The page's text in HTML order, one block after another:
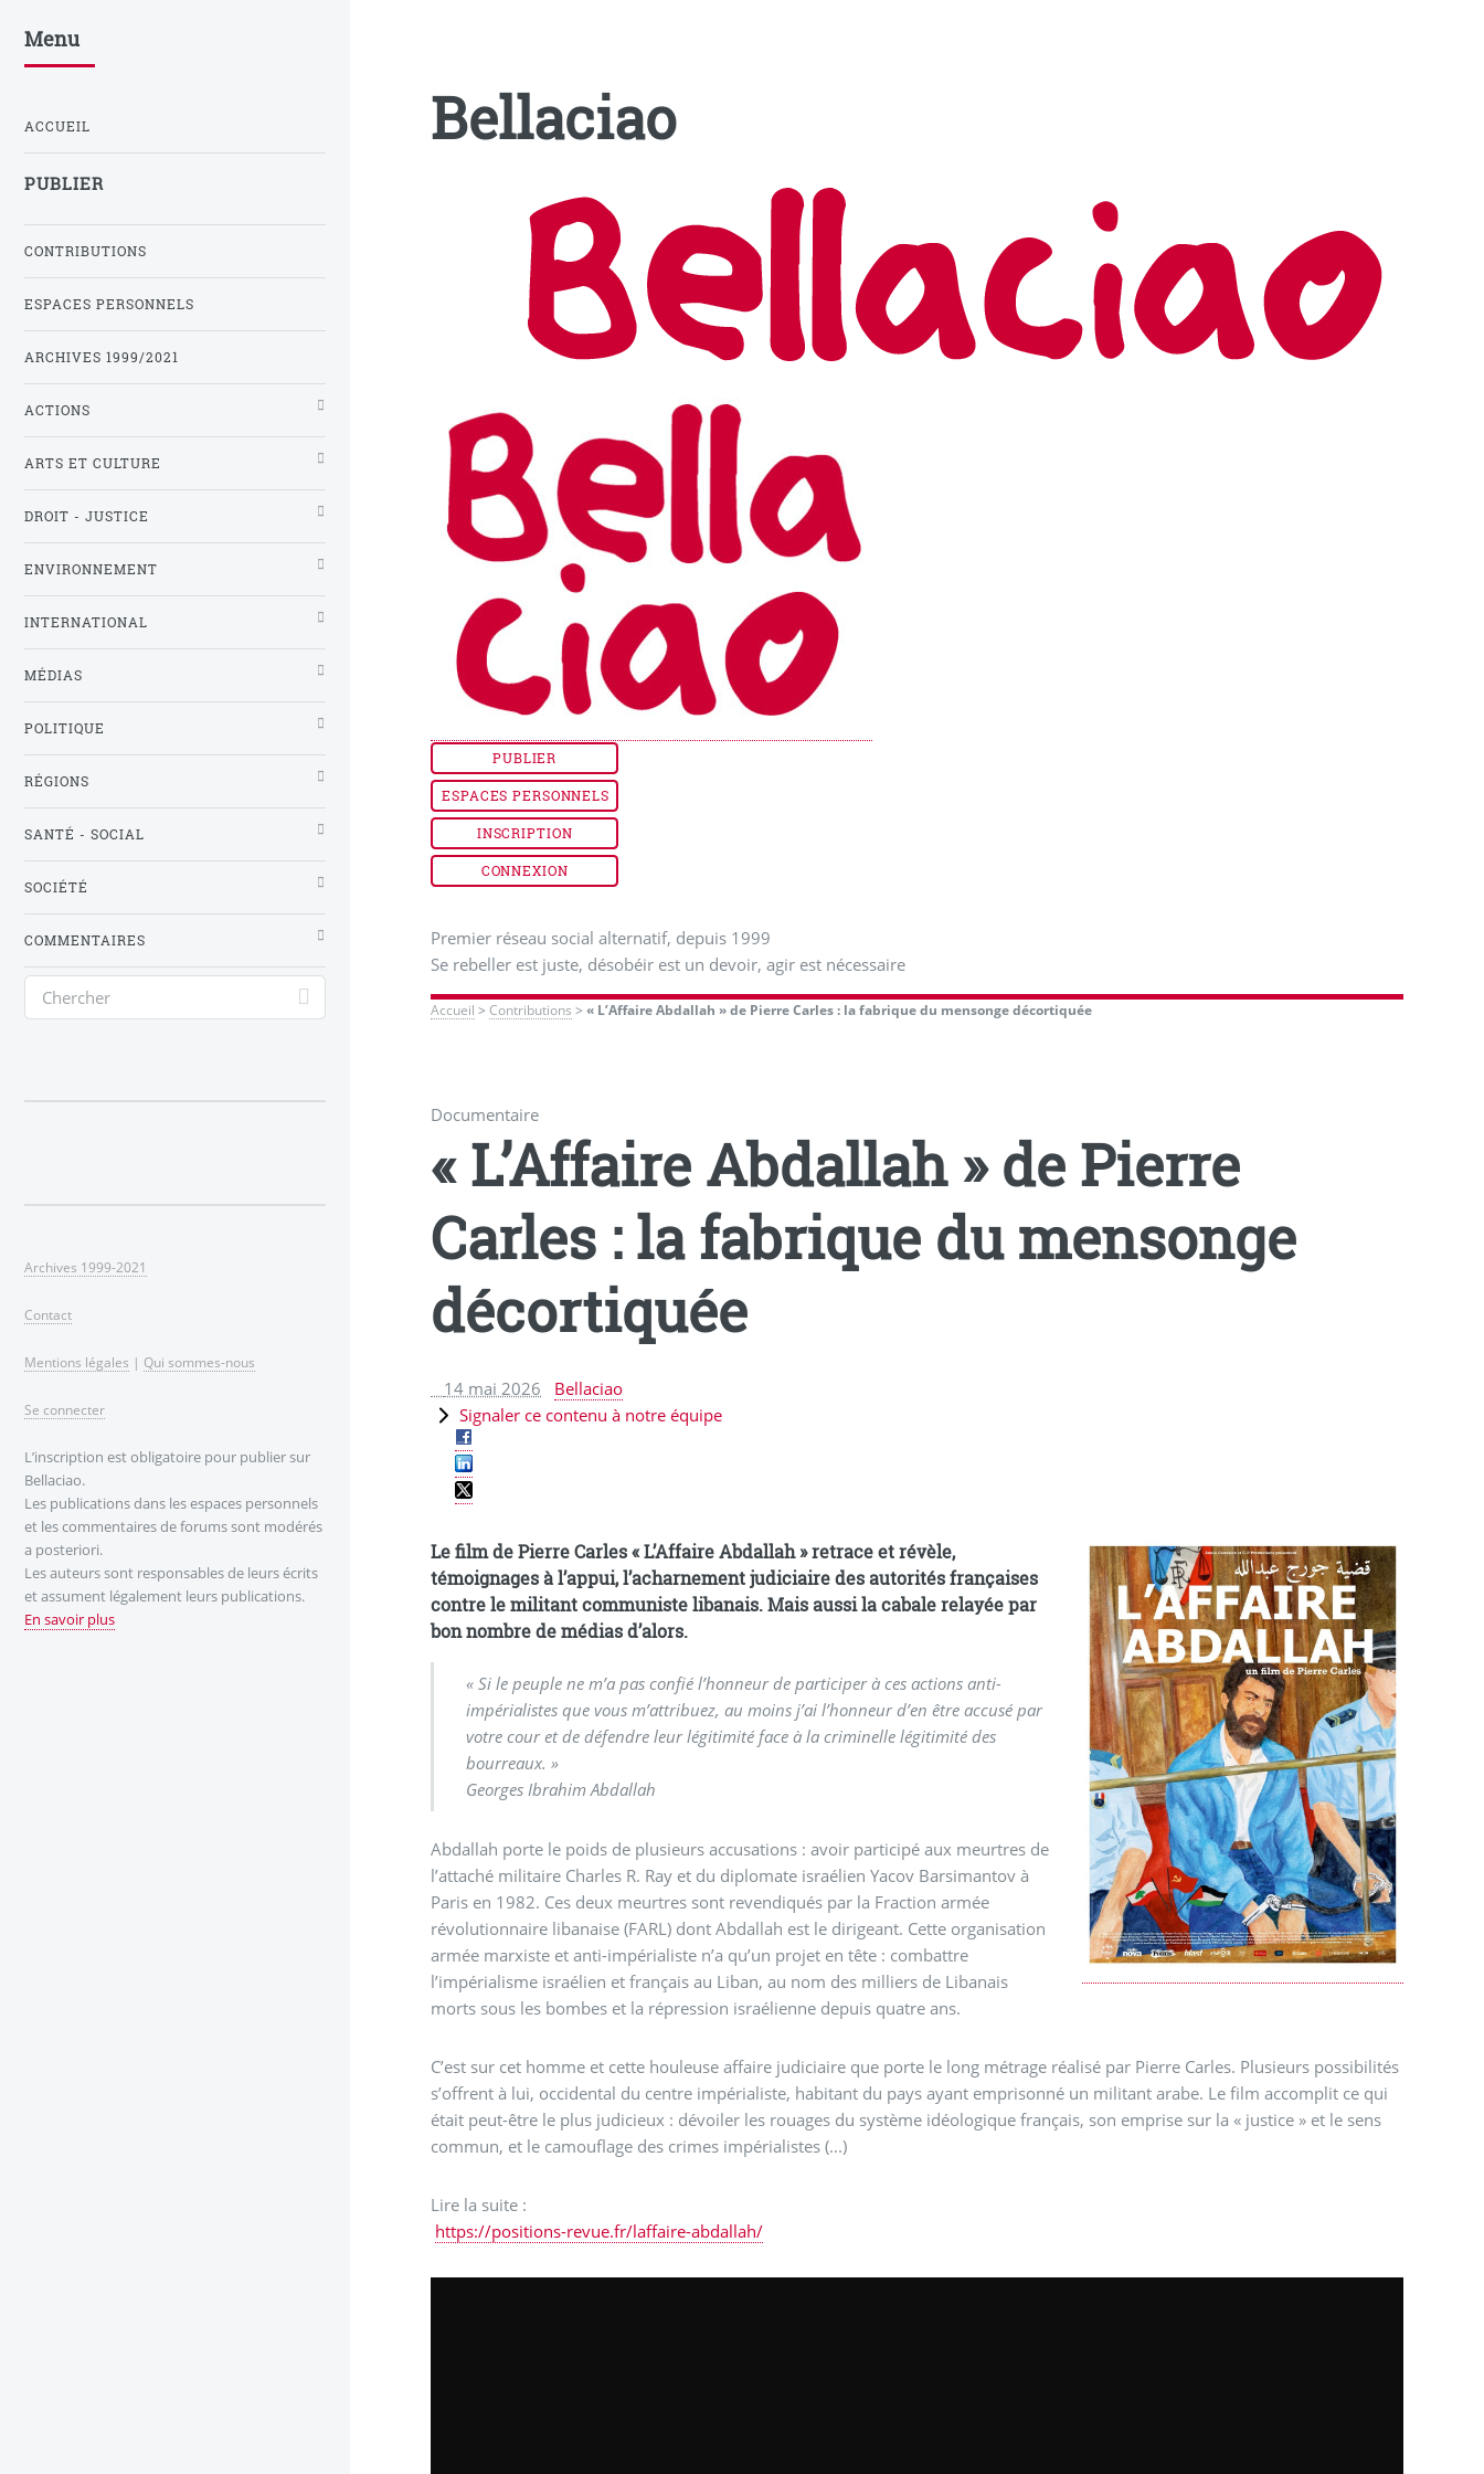
Bellaciao
PUBLIER
ESPACES PERSONNELS
INSCRIPTION
CONNEXION
Premier réseau social alternatif, depuis 1999
Se rebeller est juste, désobéir est un devoir, agir est nécessaire
Accueil >Contributions >« L’Affaire Abdallah » de Pierre Carles : la fabrique du mensonge décortiquée
Documentaire
« L’Affaire Abdallah » de Pierre
Carles : la fabrique du mensonge
décortiquée
14 mai 2026
Bellaciao
Signaler ce contenu à notre équipe
Le film de Pierre Carles « L’Affaire Abdallah » retrace et révèle,
témoignages à l’appui, l’acharnement judiciaire des autorités françaises
contre le militant communiste libanais. Mais aussi la cabale relayée par
bon nombre de médias d’alors.
« Si le peuple ne m’a pas confié l’honneur de participer à ces actions anti-
impérialistes que vous m’attribuez, au moins j’ai l’honneur d’en être accusé par
votre cour et de défendre leur légitimité face à la criminelle légitimité des
bourreaux. »
Georges Ibrahim Abdallah
Abdallah porte le poids de plusieurs accusations : avoir participé aux meurtres de
l’attaché militaire Charles R. Ray et du diplomate israélien Yacov Barsimantov à
Paris en 1982. Ces deux meurtres sont revendiqués par la Fraction armée
révolutionnaire libanaise (FARL) dont Abdallah est le dirigeant. Cette organisation
armée marxiste et anti-impérialiste n’a qu’un projet en tête : combattre
l’impérialisme israélien et français au Liban, au nom des milliers de Libanais
morts sous les bombes et la répression israélienne depuis quatre ans.
C’est sur cet homme et cette houleuse affaire judiciaire que porte le long métrage réalisé par Pierre Carles. Plusieurs possibilités
s’offrent à lui, occidental du centre impérialiste, habitant du pays ayant emprisonné un militant arabe. Le film accomplit ce qui
était peut-être le plus judicieux : dévoiler les rouages du système idéologique français, son emprise sur la « justice » et le sens
commun, et le camouflage des crimes impérialistes (...)
Lire la suite :
https://positions-revue.fr/laffaire-abdallah/
Menu
ACCUEIL
PUBLIER
CONTRIBUTIONS
ESPACES PERSONNELS
ARCHIVES 1999/2021
ACTIONS
ARTS ET CULTURE
DROIT - JUSTICE
ENVIRONNEMENT
INTERNATIONAL
MÉDIAS
POLITIQUE
RÉGIONS
SANTÉ - SOCIAL
SOCIÉTÉ
COMMENTAIRES
Archives 1999-2021
Contact
Mentions légales | Qui sommes-nous
Se connecter
L’inscription est obligatoire pour publier sur
Bellaciao.
Les publications dans les espaces personnels
et les commentaires de forums sont modérés
a posteriori.
Les auteurs sont responsables de leurs écrits
et assument légalement leurs publications.
En savoir plus